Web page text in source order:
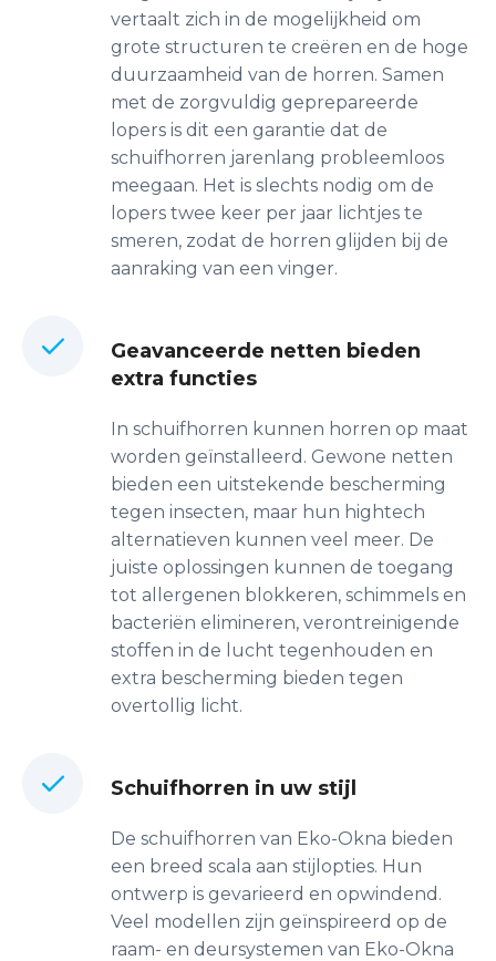
vertaalt zich in de mogelijkheid om
grote structuren te creëren en de hoge
duurzaamheid van de horren. Samen
met de zorgvuldig geprepareerde
lopers is dit een garantie dat de
schuifhorren jarenlang probleemloos
meegaan. Het is slechts nodig om de
lopers twee keer per jaar lichtjes te
smeren, zodat de horren glijden bij de
aanraking van een vinger.
Geavanceerde netten bieden
extra functies
In schuifhorren kunnen horren op maat
worden geïnstalleerd. Gewone netten
bieden een uitstekende bescherming
tegen insecten, maar hun hightech
alternatieven kunnen veel meer. De
juiste oplossingen kunnen de toegang
tot allergenen blokkeren, schimmels en
bacteriën elimineren, verontreinigende
stoffen in de lucht tegenhouden en
extra bescherming bieden tegen
overtollig licht.
Schuifhorren in uw stijl
De schuifhorren van Eko-Okna bieden
een breed scala aan stijlopties. Hun
ontwerp is gevarieerd en opwindend.
Veel modellen zijn geïnspireerd op de
raam- en deursystemen van Eko-Okna